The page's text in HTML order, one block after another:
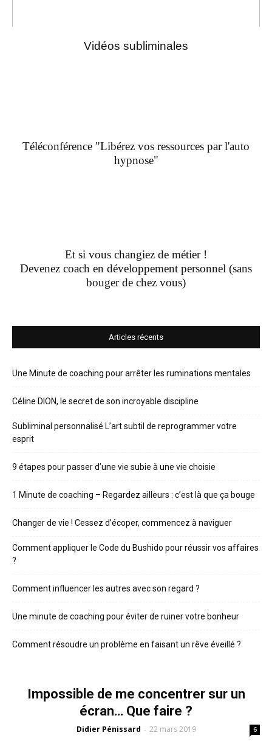
Vidéos subliminales
Téléconférence "Libérez vos ressources par l'auto
hypnose"
Et si vous changiez de métier !
Devenez coach en développement personnel (sans
bouger de chez vous)
Articles récents
Une Minute de coaching pour arrêter les ruminations mentales
Céline DION, le secret de son incroyable discipline
Subliminal personnalisé L’art subtil de reprogrammer votre
esprit
9 étapes pour passer d’une vie subie à une vie choisie
1 Minute de coaching – Regardez ailleurs : c’est là que ça bouge
Changer de vie ! Cessez d’écoper, commencez à naviguer
Comment appliquer le Code du Bushido pour réussir vos affaires
?
Comment influencer les autres avec son regard ?
Une minute de coaching pour éviter de ruiner votre bonheur
Comment résoudre un problème en faisant un rêve éveillé ?
Impossible de me concentrer sur un
écran… Que faire ?
Didier Pénissard - 22 mars 2019 6